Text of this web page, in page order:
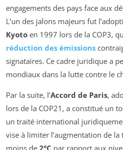
engagements des pays face aux
L’un des jalons majeurs fut
Kyoto en 1997 lors de la COP3,
réduction des émissions
signataires. Ce cadre juridique a
mondiaux dans la lutte contre le
Par la suite, l’Accord de Paris,
lors de la COP21, a constitué un
un traité international
vise à limiter l’augmentation de
moins de 2°C par rapport aux